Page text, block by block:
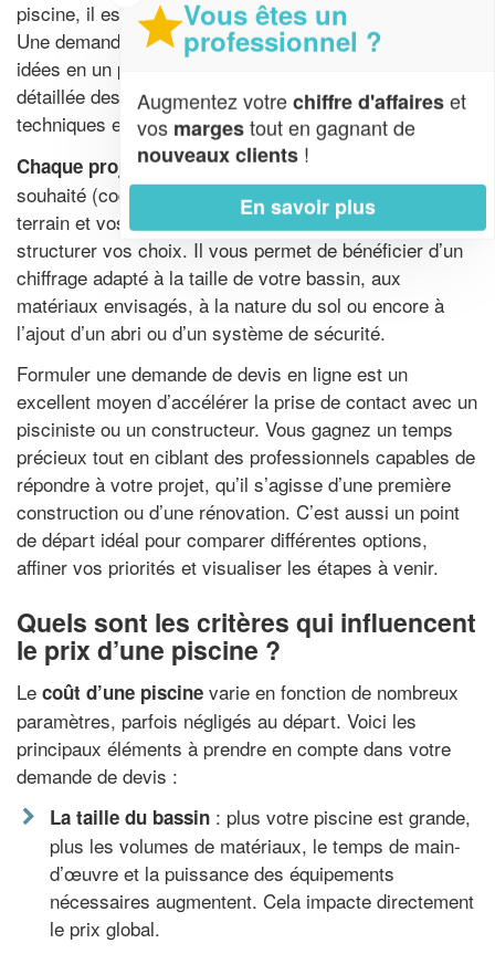
piscine, il est capital de cadrer tous les paramètres.
Une demande de devis vous permet de transformer vos
idées en un projet concret, en obtenant une estimation
détaillée des coûts, des délais et des solutions
techniques envisageables.
Chaque projet est unique: entre le type de piscine
souhaité (coque, enterrée, hors-sol), les spécificités du
terrain et vos envies d’options, un devis vous aide à
structurer vos choix. Il vous permet de bénéficier d’un
chiffrage adapté à la taille de votre bassin, aux
matériaux envisagés, à la nature du sol ou encore à
l’ajout d’un abri ou d’un système de sécurité.
Formuler une demande de devis en ligne est un
excellent moyen d’accélérer la prise de contact avec un
pisciniste ou un constructeur. Vous gagnez un temps
précieux tout en ciblant des professionnels capables de
répondre à votre projet, qu’il s’agisse d’une première
construction ou d’une rénovation. C’est aussi un point
de départ idéal pour comparer différentes options,
affiner vos priorités et visualiser les étapes à venir.
Quels sont les critères qui influencent
le prix d’une piscine ?
Le coût d’une piscine varie en fonction de nombreux
paramètres, parfois négligés au départ. Voici les
principaux éléments à prendre en compte dans votre
demande de devis :
La taille du bassin : plus votre piscine est grande,
plus les volumes de matériaux, le temps de main-
d’œuvre et la puissance des équipements
nécessaires augmentent. Cela impacte directement
le prix global.
Vous êtes un
professionnel ?
Augmentez votrechiffre d'affaireset
vos margestout en gagnant de
nouveaux clients !
En savoir plus